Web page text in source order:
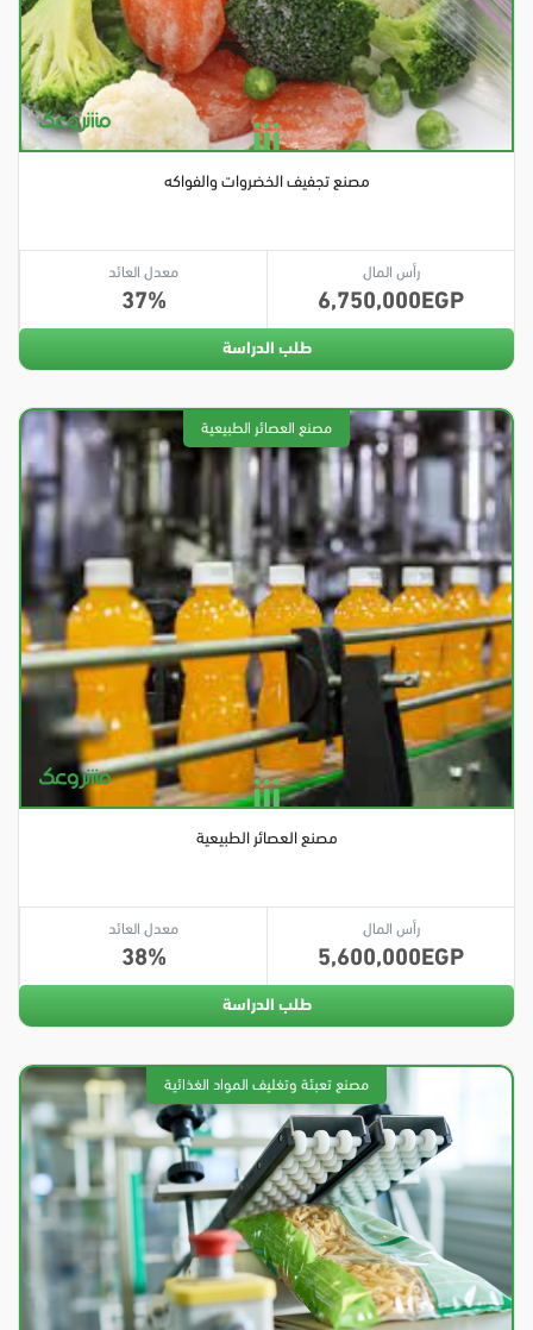
مصنع تجفيف الخضروات والفواكه
رأس المال
6,750,000
معدل العائد
37
طلب الدراسة
مصنع العصائر الطبيعية
رأس المال
5,600,000
معدل العائد
38
طلب الدراسة